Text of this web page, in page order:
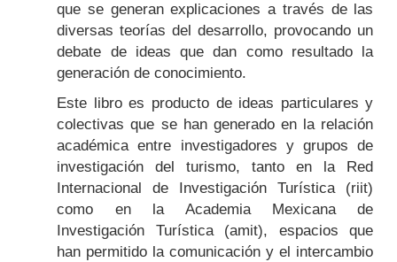
que se generan explicaciones a través de las
diversas teorías del desarrollo, provocando un
debate de ideas que dan como resultado la
generación de conocimiento.
Este libro es producto de ideas particulares y
colectivas que se han generado en la relación
académica entre investigadores y grupos de
investigación del turismo, tanto en la Red
Internacional de Investigación Turística (riit)
como en la Academia Mexicana de
Investigación Turística (amit), espacios que
han permitido la comunicación y el intercambio